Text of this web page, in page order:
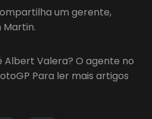
um gerente,
Albert Valera? O agente no
Para ler mais artigos